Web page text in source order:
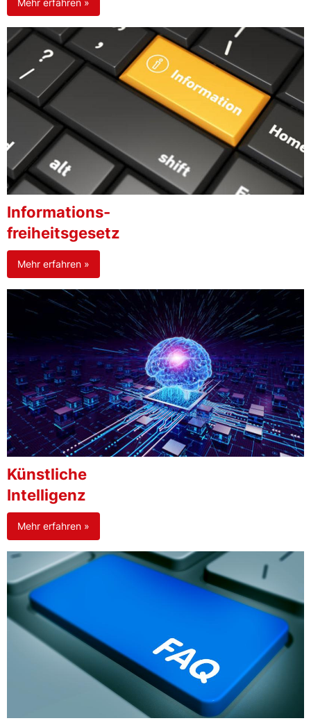
Informations-
freiheitsgesetz
Mehr erfahren »
Künstliche
Intelligenz
Mehr erfahren »